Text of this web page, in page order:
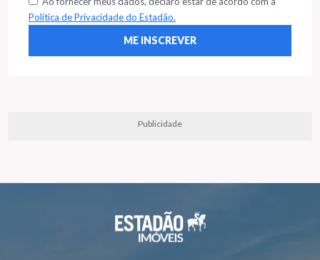
Política de Privacidade do Estadão.
Publicidade